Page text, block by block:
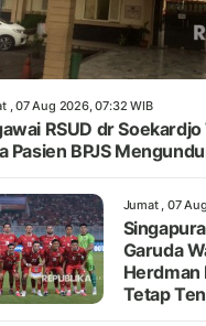
, 07 Aug 2026, 07:32 WIB
RSUD dr
Pasien BPJS
Jumat , 07
Garuda
Herdman
Tetap